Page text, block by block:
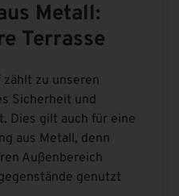
Metall:
Terrasse
zählt zu unseren
Sicherheit und
Dies gilt auch für eine
aus Metall, denn
Außenbereich
genutzt